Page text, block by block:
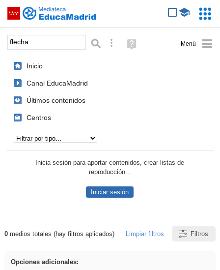
Saltar navegación
Palabra o frase: Búsqueda avanzada
Ayuda
(en
Inicio
Canal EducaMadrid
Últimos contenidos
Centros
Inicia sesión para aportar contenidos, crear listas de
reproducción...
Iniciar sesión
Resultados de: flecha
0medios totales (hay filtros aplicados) Limpiar filtros Filtros
Opciones adicionales: